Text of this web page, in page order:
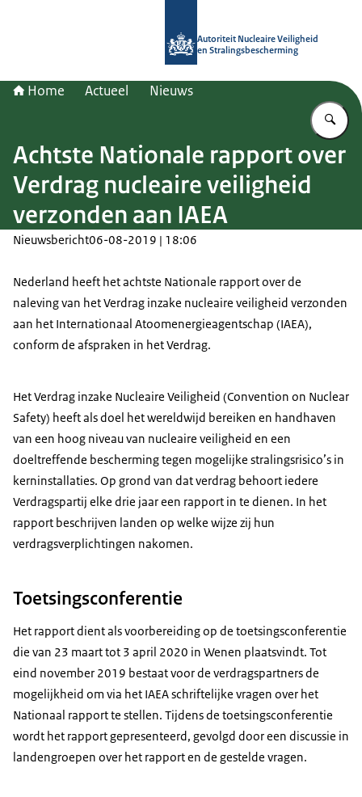
Autoriteit Nucleaire Veiligheid
en Stralingsbescherming
Home Actueel Nieuws
Achtste Nationale rapport over
Verdrag nucleaire veiligheid
verzonden aan IAEA
Nieuwsbericht06-08-2019 | 18:06
Nederland heeft het achtste Nationale rapport over de
naleving van het Verdrag inzake nucleaire veiligheid verzonden
aan het Internationaal Atoomenergieagentschap (IAEA),
conform de afspraken in het Verdrag.
Het Verdrag inzake Nucleaire Veiligheid (Convention on Nuclear
Safety) heeft als doel het wereldwijd bereiken en handhaven
van een hoog niveau van nucleaire veiligheid en een
doeltreffende bescherming tegen mogelijke stralingsrisico’s in
kerninstallaties. Op grond van dat verdrag behoort iedere
Verdragspartij elke drie jaar een rapport in te dienen. In het
rapport beschrijven landen op welke wijze zij hun
verdragsverplichtingen nakomen.
Toetsingsconferentie
Het rapport dient als voorbereiding op de toetsingsconferentie
die van 23 maart tot 3 april 2020 in Wenen plaatsvindt. Tot
eind november 2019 bestaat voor de verdragspartners de
mogelijkheid om via het IAEA schriftelijke vragen over het
Nationaal rapport te stellen. Tijdens de toetsingsconferentie
wordt het rapport gepresenteerd, gevolgd door een discussie in
landengroepen over het rapport en de gestelde vragen.